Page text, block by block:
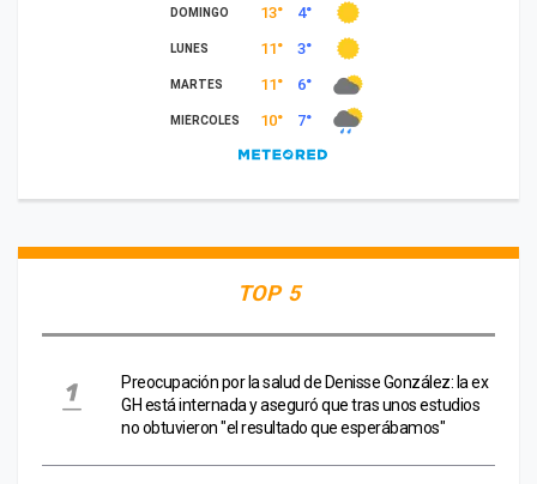
TOP 5
Preocupación por la salud de Denisse González: la ex
GH está internada y aseguró que tras unos estudios
no obtuvieron "el resultado que esperábamos"